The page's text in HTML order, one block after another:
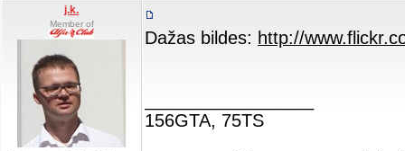
j.k.
Member of
Dažas bildes: http://
156GTA, 75TS